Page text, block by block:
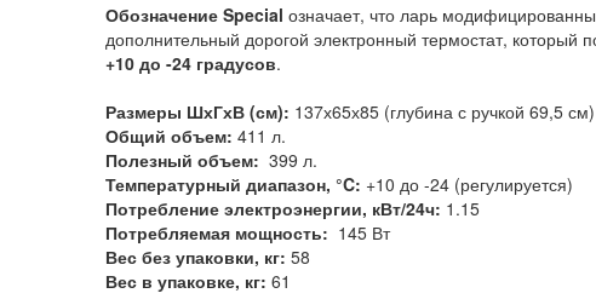
Обозначение Special означает, что ларь
дополнительный дорогой электронный термостат, который
+10 до -24 градусов.
Размеры ШхГхВ (см): 137х65х85 (глубина с ручкой 69,5 см)
Общий объем: 411 л.
Полезный объем: 399 л.
Температурный диапазон, °C: +10 до -24 (регулируется)
Потребление электроэнергии, кВт/24ч: 1.15
Потребляемая мощность: 145 Вт
Вес без упаковки, кг: 58
Вес в упаковке, кг: 61